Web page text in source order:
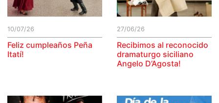
10/07/26
Feliz cumpleaños Peña
Itatí!
27/06/26
Recibimos al reconocido
dramaturgo siciliano
Angelo D’Agosta!